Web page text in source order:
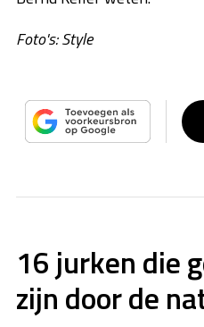
Foto's: Style
16 jurken die
zijn door de